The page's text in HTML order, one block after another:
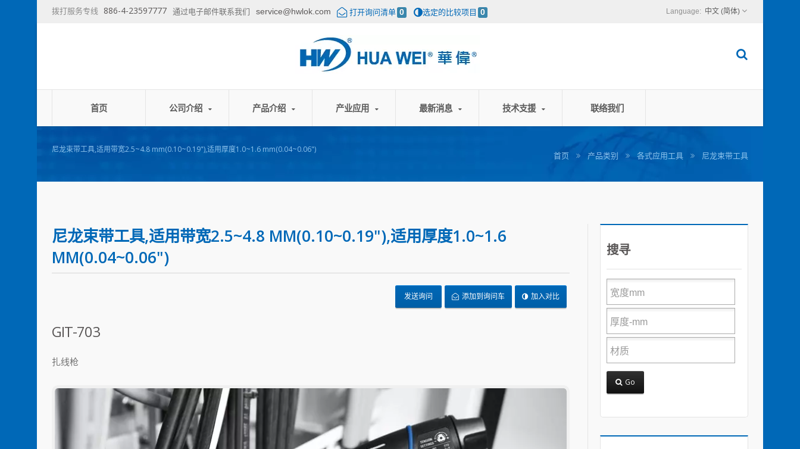
拨打服务专线 886-4-23597777 通过电子邮件联系我们 service@hwlok.com 打开询问清单 0 选定的比较项目 0 中文 (简体)
首页 公司介绍 产品介绍 产业应用 最新消息 技术支援 联络我们
尼龙束带工具,适用带宽2.5~4.8 mm(0.10~0.19"),适用厚度1.0~1.6 mm(0.04~0.06")
首页 产品类别 各式应用工具 尼龙束带工具
尼龙束带工具,适用带宽2.5~4.8 MM(0.10~0.19"),适用厚度1.0~1.6
MM(0.04~0.06")
发送询问 添加到询问车 加入对比
GIT-703
扎线枪
搜寻
Go